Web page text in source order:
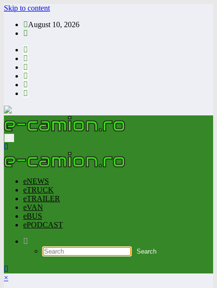
Skip to content
August 10, 2026
eNEWS
eTRUCK
eTRAILER
eVAN
eBUS
ePODCAST
×